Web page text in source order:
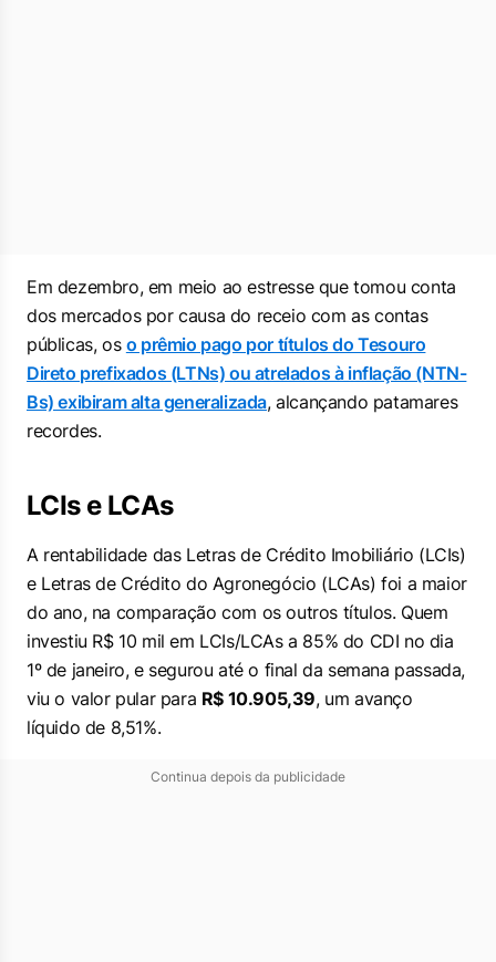
Em dezembro, em meio ao estresse que tomou conta
dos mercados por causa do receio com as contas
públicas, os o prêmio pago por títulos do Tesouro
Direto prefixados (LTNs) ou atrelados à inflação (NTN-
Bs) exibiram alta generalizada, alcançando patamares
recordes.
LCIs e LCAs
A rentabilidade das Letras de Crédito Imobiliário (LCIs)
e Letras de Crédito do Agronegócio (LCAs) foi a maior
do ano, na comparação com os outros títulos. Quem
investiu R$ 10 mil em LCIs/LCAs a 85% do CDI no dia
1º de janeiro, e segurou até o final da semana passada,
viu o valor pular para R$ 10.905,39, um avanço
líquido de 8,51%.
Continua depois da publicidade